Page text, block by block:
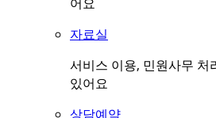
어요
자료실
서비스 이용, 민원사무 처
있어요
상담예약